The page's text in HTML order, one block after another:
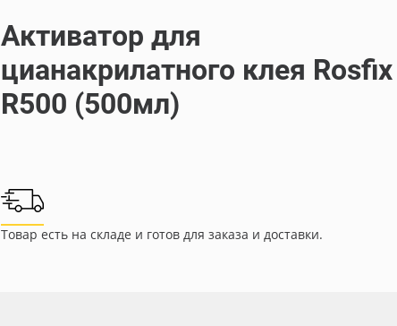
Активатор для
цианакрилатного клея Rosfix
R500 (500мл)
Товар есть на складе и готов для заказа и доставки.